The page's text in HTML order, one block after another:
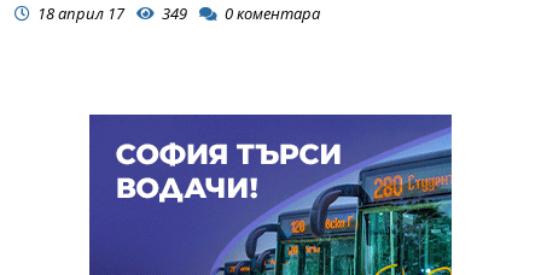
18 април 17 349 0коментара